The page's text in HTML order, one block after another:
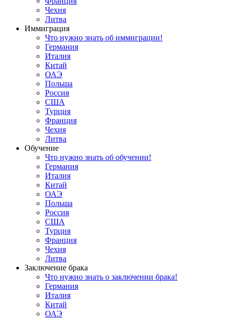
Чехия
Литва
Иммиграция
Что нужно знать об иммиграции!
Германия
Италия
Китай
ОАЭ
Польша
Россия
США
Турция
Франция
Чехия
Литва
Обучение
Что нужно знать об обучении!
Германия
Италия
Китай
ОАЭ
Польша
Россия
США
Турция
Франция
Чехия
Литва
Заключение брака
Что нужно знать о заключении брака!
Германия
Италия
Китай
ОАЭ